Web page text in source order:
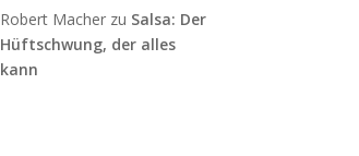
Robert Macher zu Salsa: Der
Hüftschwung, der alles
kann